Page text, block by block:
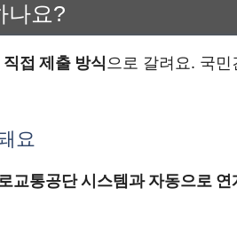
나요?
접 제출 방식 으로 갈려요. 국
요
교통공단 시스템과 자동으로 연